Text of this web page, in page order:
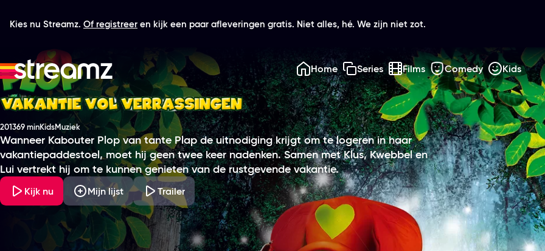
Kies nu Streamz. Of registreer en kijk een paar afleveringen gratis. Niet alles, hé. We zijn niet zot.
Home Series Films Comedy Kids
Plop - Vakantie Vol Verrassingen
Productiejaar
2013
Tijdsduur
69 min
Genre Kids
Genre Muziek
Wanneer Kabouter Plop van tante Plap de uitnodiging krijgt om te logeren in haar
vakantiepaddestoel, moet hij geen twee keer nadenken. Samen met Klus, Kwebbel en
Lui vertrekt hij om te kunnen genieten van de rustgevende vakantie.
Kijk nu Mijn lijst Trailer